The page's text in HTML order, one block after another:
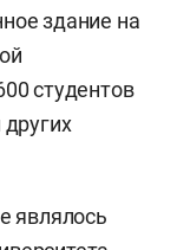
здание на
студентов
являлось